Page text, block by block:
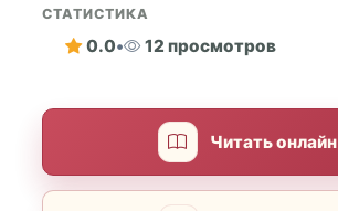
СТАТИСТИКА
0.0• 12 просмотров
Читать онлайн